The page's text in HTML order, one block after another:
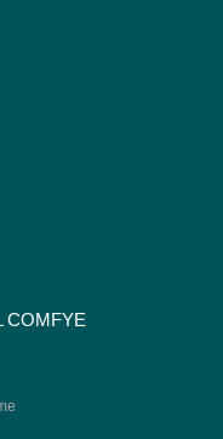
COMFYE